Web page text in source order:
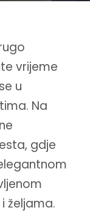
vrijeme
u
Na
gdje
željama.